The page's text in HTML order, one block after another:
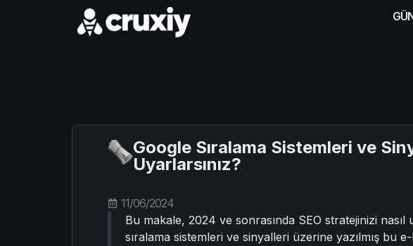
Google Sıralama Sistemleri ve
Uyarlarsınız?
11/06/2024
Bu makale, 2024 ve sonrasında SEO stratejinizi
sıralama sistemleri ve sinyalleri üzerine yazılmış bu